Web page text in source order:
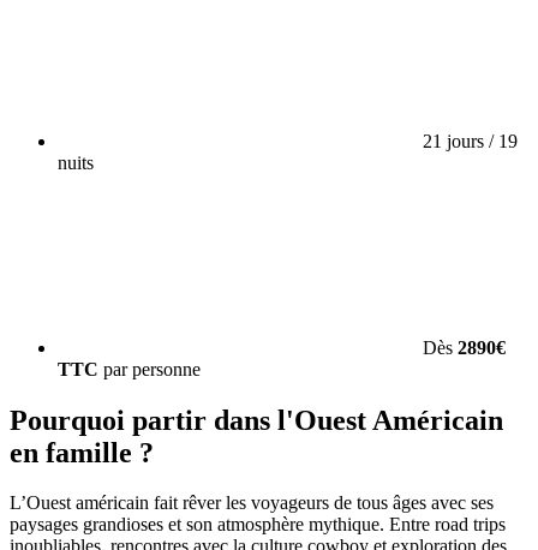
21 jours / 19
nuits
Dès 2890€
TTC par personne
Pourquoi partir dans l'Ouest Américain
en famille ?
L’Ouest américain fait rêver les voyageurs de tous âges avec ses
paysages grandioses et son atmosphère mythique. Entre road trips